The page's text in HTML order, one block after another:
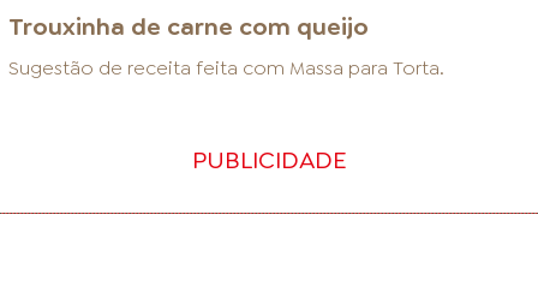
Trouxinha de carne com queijo
Sugestão de receita feita com Massa para Torta.
PUBLICIDADE